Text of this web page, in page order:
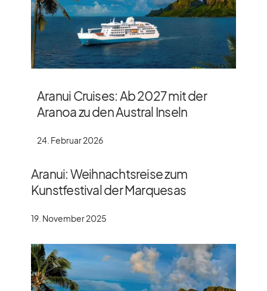
Aranui Cruises: Ab 2027 mit der
Aranoa zu den Austral Inseln
24. Februar 2026
Aranui: Weihnachtsreise zum
Kunstfestival der Marquesas
19. November 2025